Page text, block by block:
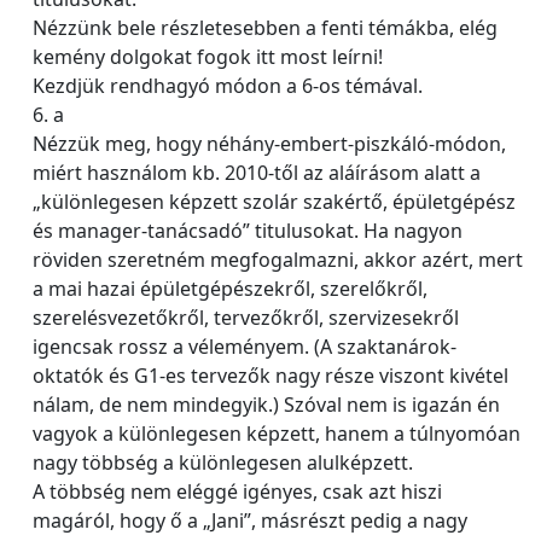
Nézzünk bele részletesebben a fenti témákba, elég
kemény dolgokat fogok itt most leírni!
Kezdjük rendhagyó módon a 6-os témával.
6. a
Nézzük meg, hogy néhány-embert-piszkáló-módon,
miért használom kb. 2010-től az aláírásom alatt a
„különlegesen képzett szolár szakértő, épületgépész
és manager-tanácsadó” titulusokat. Ha nagyon
röviden szeretném megfogalmazni, akkor azért, mert
a mai hazai épületgépészekről, szerelőkről,
szerelésvezetőkről, tervezőkről, szervizesekről
igencsak rossz a véleményem. (A szaktanárok-
oktatók és G1-es tervezők nagy része viszont kivétel
nálam, de nem mindegyik.) Szóval nem is igazán én
vagyok a különlegesen képzett, hanem a túlnyomóan
nagy többség a különlegesen alulképzett.
A többség nem eléggé igényes, csak azt hiszi
magáról, hogy ő a „Jani”, másrészt pedig a nagy